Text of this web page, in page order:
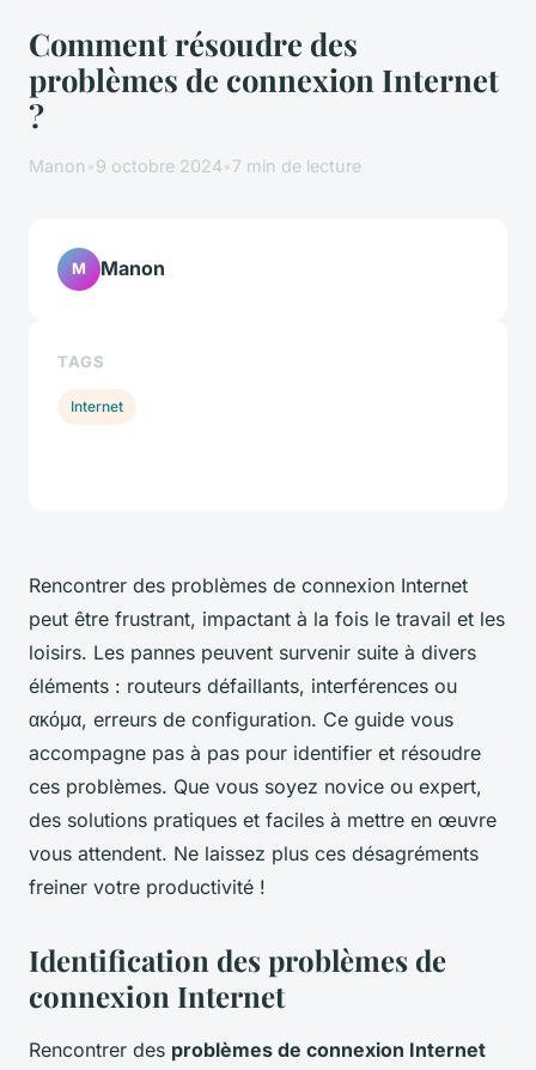
Comment résoudre des
problèmes de connexion Internet
?
Manon •9 octobre 2024•7 min de lecture
Rencontrer des problèmes de connexion Internet
peut être frustrant, impactant à la fois le travail et les
loisirs. Les pannes peuvent survenir suite à divers
éléments : routeurs défaillants, interférences ou
ακόμα, erreurs de configuration. Ce guide vous
accompagne pas à pas pour identifier et résoudre
ces problèmes. Que vous soyez novice ou expert,
des solutions pratiques et faciles à mettre en œuvre
vous attendent. Ne laissez plus ces désagréments
freiner votre productivité !
Identification des problèmes de
connexion Internet
Rencontrer des problèmes de connexion Internet
M Manon
TAGS
Internet